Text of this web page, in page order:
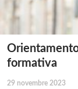
formativa
29 novembre 2023